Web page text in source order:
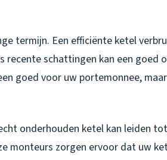
termijn. Een efficiënte ketel
recente schattingen kan een goed
goed voor uw portemonnee,
onderhouden ketel kan leiden
monteurs zorgen ervoor dat uw